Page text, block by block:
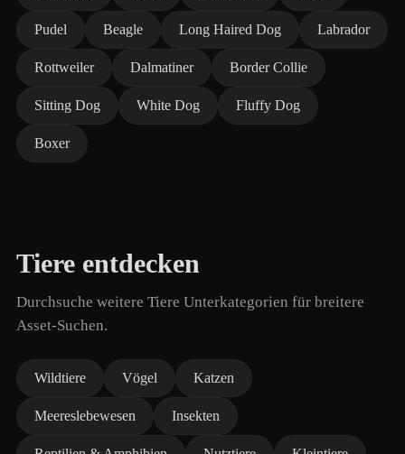
Pudel Beagle Long Haired Dog Labrador
Rottweiler Dalmatiner Border Collie
Sitting Dog White Dog Fluffy Dog
Boxer
Tiere entdecken
Durchsuche weitere Tiere Unterkategorien für breitere
Asset-Suchen.
Wildtiere Vögel Katzen
Meereslebewesen Insekten